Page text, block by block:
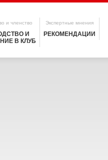
и членство
И
В КЛУБ
Экспертные мнения
РЕКОМЕНДАЦИИ